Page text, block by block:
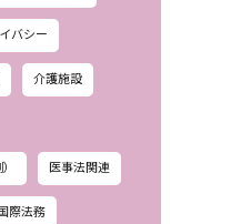
バシー
介護施設
医事法関連
際法務